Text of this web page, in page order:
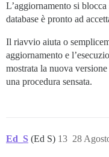
L’aggiornamento si
database è pronto ad
Il riavvio aiuta o
aggiornamento e
mostrata la nuova
una procedura sensata.
Ed_S (Ed S) 28
13